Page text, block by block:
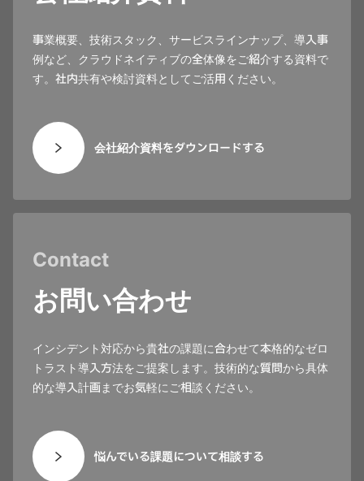
事業概要、技術スタック、サービスラインナップ、導入事
例など、クラウドネイティブの全体像をご紹介する資料で
す。社内共有や検討資料としてご活用ください。
会社紹介資料をダウンロードする
Contact
お問い合わせ
インシデント対応から貴社の課題に合わせて本格的なゼロ
トラスト導入方法をご提案します。技術的な質問から具体
的な導入計画までお気軽にご相談ください。
悩んでいる課題について相談する